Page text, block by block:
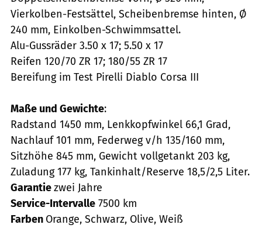
Vierkolben-Festsättel, Scheibenbremse hinten, Ø
240 mm, Einkolben-Schwimmsattel.
Alu-Gussräder 3.50 x 17; 5.50 x 17
Reifen 120/70 ZR 17; 180/55 ZR 17
Bereifung im Test Pirelli Diablo Corsa III
Maße und Gewichte:
Radstand 1450 mm, Lenkkopfwinkel 66,1 Grad,
Nachlauf 101 mm, Federweg v/h 135/160 mm,
Sitzhöhe 845 mm, Gewicht vollgetankt 203 kg,
Zuladung 177 kg, Tankinhalt/Reserve 18,5/2,5 Liter.
Garantiezwei Jahre
Service-Intervalle 7500 km
Farben Orange, Schwarz, Olive, Weiß